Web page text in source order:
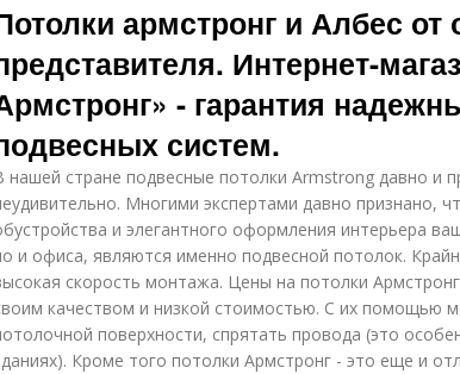
армстронг и Албес
Интернет-
- гарантия
систем.
нашей стране подвесные потолки Armstrong давно и
Многими экспертами давно признано,
и элегантного оформления интерьера
и офиса, являются именно подвесной потолок.
скорость монтажа. Цены на потолки
качеством и низкой стоимостью. С их помощью
поверхности, спрятать провода (это
Кроме того потолки Армстронг - это еще и